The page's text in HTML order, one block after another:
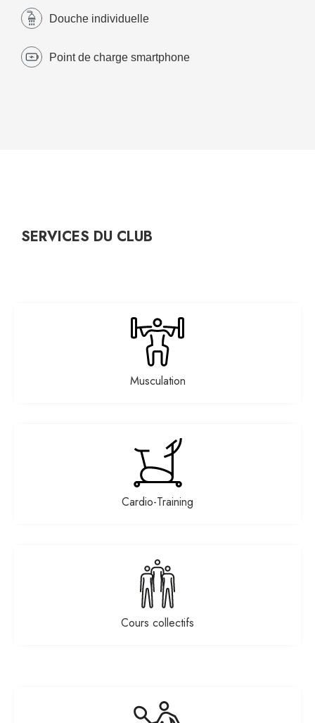
Douche individuelle
Point de charge smartphone
SERVICES DU CLUB
Musculation
Cardio-Training
Cours collectifs